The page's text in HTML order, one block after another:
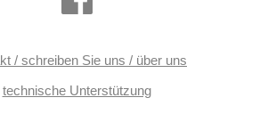
/ schreiben Sie uns / über uns
technische Unterstützung